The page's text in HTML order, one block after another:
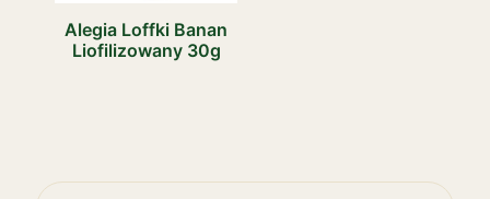
Alegia Loffki Banan
Liofilizowany 30g